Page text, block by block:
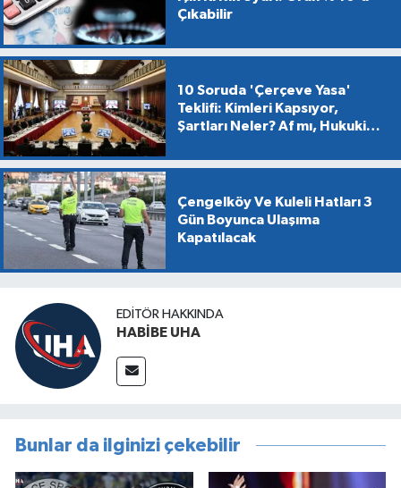
Çıkabilir
10 Soruda 'Çerçeve Yasa'
Teklifi: Kimleri Kapsıyor,
Şartları Neler? Af mı, Hukuki
Çengelköy Ve Kuleli Hatları 3
Gün Boyunca Ulaşıma
Kapatılacak
EDITÖR HAKKINDA
HABİBE UHA
Bunlar da ilginizi çekebilir